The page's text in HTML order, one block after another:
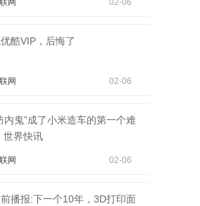
网 02-06
酷VIP，后悔了
网 02-06
内鬼”成了小米造车的第一个难
世界快讯
网 02-06
播报:下一个10年，3D打印面